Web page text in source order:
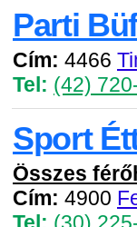
Parti
Cím: 4466
Tel: (42)
Sport
Összes
Cím: 4900